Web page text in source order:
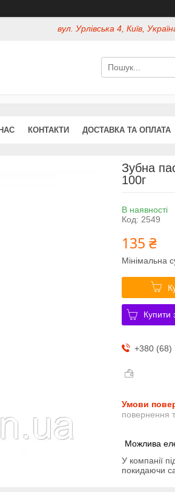
вул. Урлівська 4, Київ,
КОНТАКТИ ДОСТАВКА ТА ОПЛАТА
Зубна
100г
В наявності
Код: 2549
135 ₴
Мінімальна
Купити
+380 (68)
повернення
У компанії
покидаючи